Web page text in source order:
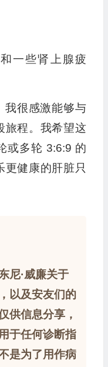
一些肾上腺疲
我很感激能够与
旅程。我希望这
或多轮 3:6:9 的
更健康的肝脏只
尼·威廉关于
以及安友们的
供信息分享，
于任何诊断指
是为了用作病